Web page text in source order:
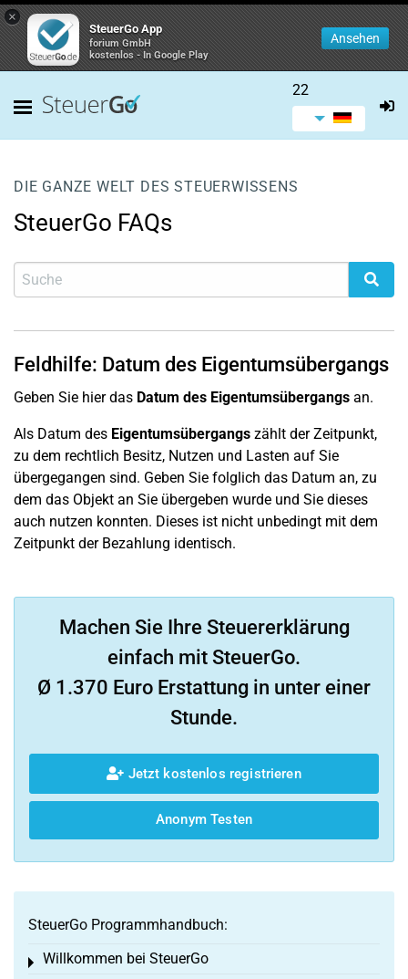
×
SteuerGo App
forium GmbH
kostenlos - In Google Play
Ansehen
22
DIE GANZE WELT DES STEUERWISSENS
SteuerGo FAQs
Feldhilfe: Datum des Eigentumsübergangs
Geben Sie hier das Datum des Eigentumsübergangs an.
Als Datum des Eigentumsübergangs zählt der Zeitpunkt,
zu dem rechtlich Besitz, Nutzen und Lasten auf Sie
übergegangen sind. Geben Sie folglich das Datum an, zu
dem das Objekt an Sie übergeben wurde und Sie dieses
auch nutzen konnten. Dieses ist nicht unbedingt mit dem
Zeitpunkt der Bezahlung identisch.
Machen Sie Ihre Steuererklärung
einfach mit SteuerGo.
Ø 1.370 Euro Erstattung in unter einer
Stunde.
Jetzt kostenlos registrieren
Anonym Testen
SteuerGo Programmhandbuch:
Willkommen bei SteuerGo
Toggle menu